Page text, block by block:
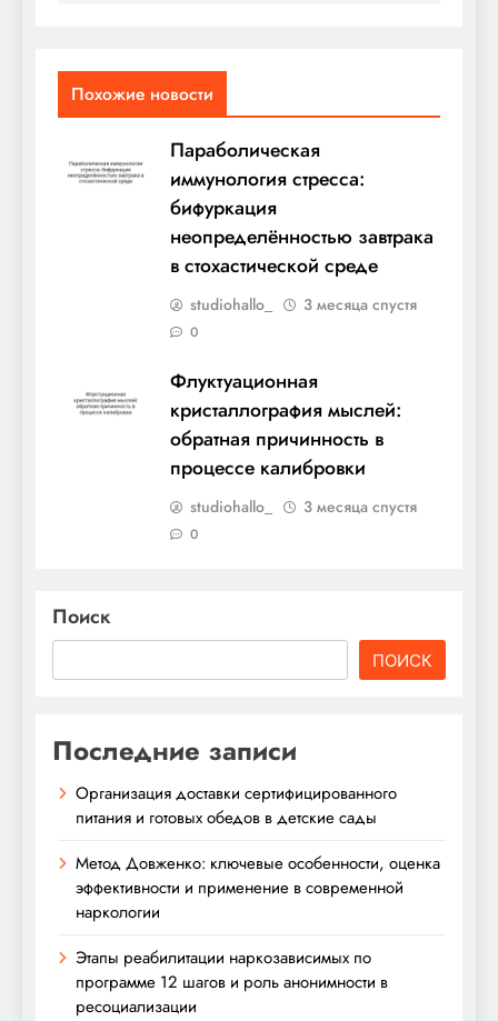
Похожие новости
Параболическая
иммунология стресса:
бифуркация
неопределённостью завтрака
в стохастической среде
studiohallo_ 3 месяца спустя
0
Флуктуационная
кристаллография мыслей:
обратная причинность в
процессе калибровки
studiohallo_ 3 месяца спустя
0
Поиск
ПОИСК
Последние записи
Организация доставки сертифицированного
питания и готовых обедов в детские сады
Метод Довженко: ключевые особенности, оценка
эффективности и применение в современной
наркологии
Этапы реабилитации наркозависимых по
программе 12 шагов и роль анонимности в
ресоциализации